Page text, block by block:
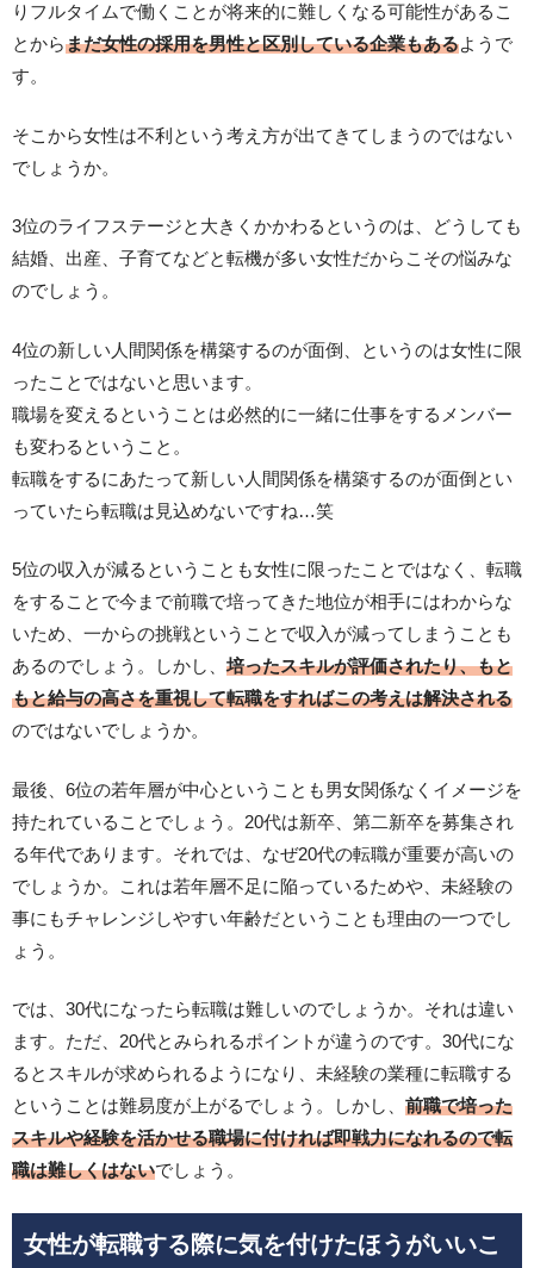
りフルタイムで働くことが将来的に難しくなる可能性があるこ
とからまだ女性の採用を男性と区別している企業もあるようで
す。
そこから女性は不利という考え方が出てきてしまうのではない
でしょうか。
3位のライフステージと大きくかかわるというのは、どうしても
結婚、出産、子育てなどと転機が多い女性だからこその悩みな
のでしょう。
4位の新しい人間関係を構築するのが面倒、というのは女性に限
ったことではないと思います。
職場を変えるということは必然的に一緒に仕事をするメンバー
も変わるということ。
転職をするにあたって新しい人間関係を構築するのが面倒とい
っていたら転職は見込めないですね…笑
5位の収入が減るということも女性に限ったことではなく、転職
をすることで今まで前職で培ってきた地位が相手にはわからな
いため、一からの挑戦ということで収入が減ってしまうことも
あるのでしょう。しかし、培ったスキルが評価されたり、もと
もと給与の高さを重視して転職をすればこの考えは解決される
のではないでしょうか。
最後、6位の若年層が中心ということも男女関係なくイメージを
持たれていることでしょう。20代は新卒、第二新卒を募集され
る年代であります。それでは、なぜ20代の転職が重要が高いの
でしょうか。これは若年層不足に陥っているためや、未経験の
事にもチャレンジしやすい年齢だということも理由の一つでし
ょう。
では、30代になったら転職は難しいのでしょうか。それは違い
ます。ただ、20代とみられるポイントが違うのです。30代にな
るとスキルが求められるようになり、未経験の業種に転職する
ということは難易度が上がるでしょう。しかし、 前職で培った
スキルや経験を活かせる職場に付ければ即戦力になれるので転
職は難しくはないでしょう。
女性が転職する際に気を付けたほうがいいこ